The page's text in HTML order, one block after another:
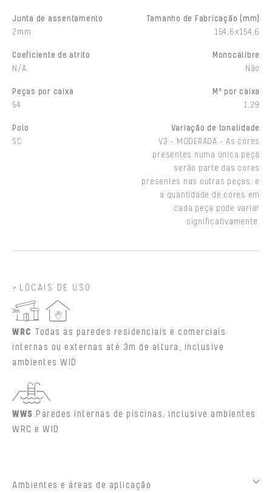
Junta de assentamento
2mm
Tamanho de Fabricação (mm)
154,6x154,6
Coeficiente de atrito
N/A
Monocálibre
Não
Peças por caixa
54
M² por caixa
1,29
Polo
SC
Variação de tonalidade
V3 - MODERADA - As cores
presentes numa única peça
serão parte das cores
presentes nas outras peças, e
a quantidade de cores em
cada peça pode variar
significativamente.
LOCAIS DE USO
WRC Todas as paredes residenciais e comerciais
internas ou externas até 3m de altura, inclusive
ambientes WID
WWS Paredes internas de piscinas, inclusive ambientes
WRC e WID
Ambientes e áreas de aplicação